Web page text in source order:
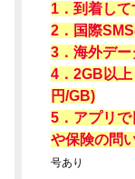
1．到着して
2．国際
3．海外デ
4．2GB以
円/GB)
5．アプリ
や保険の問
号あり